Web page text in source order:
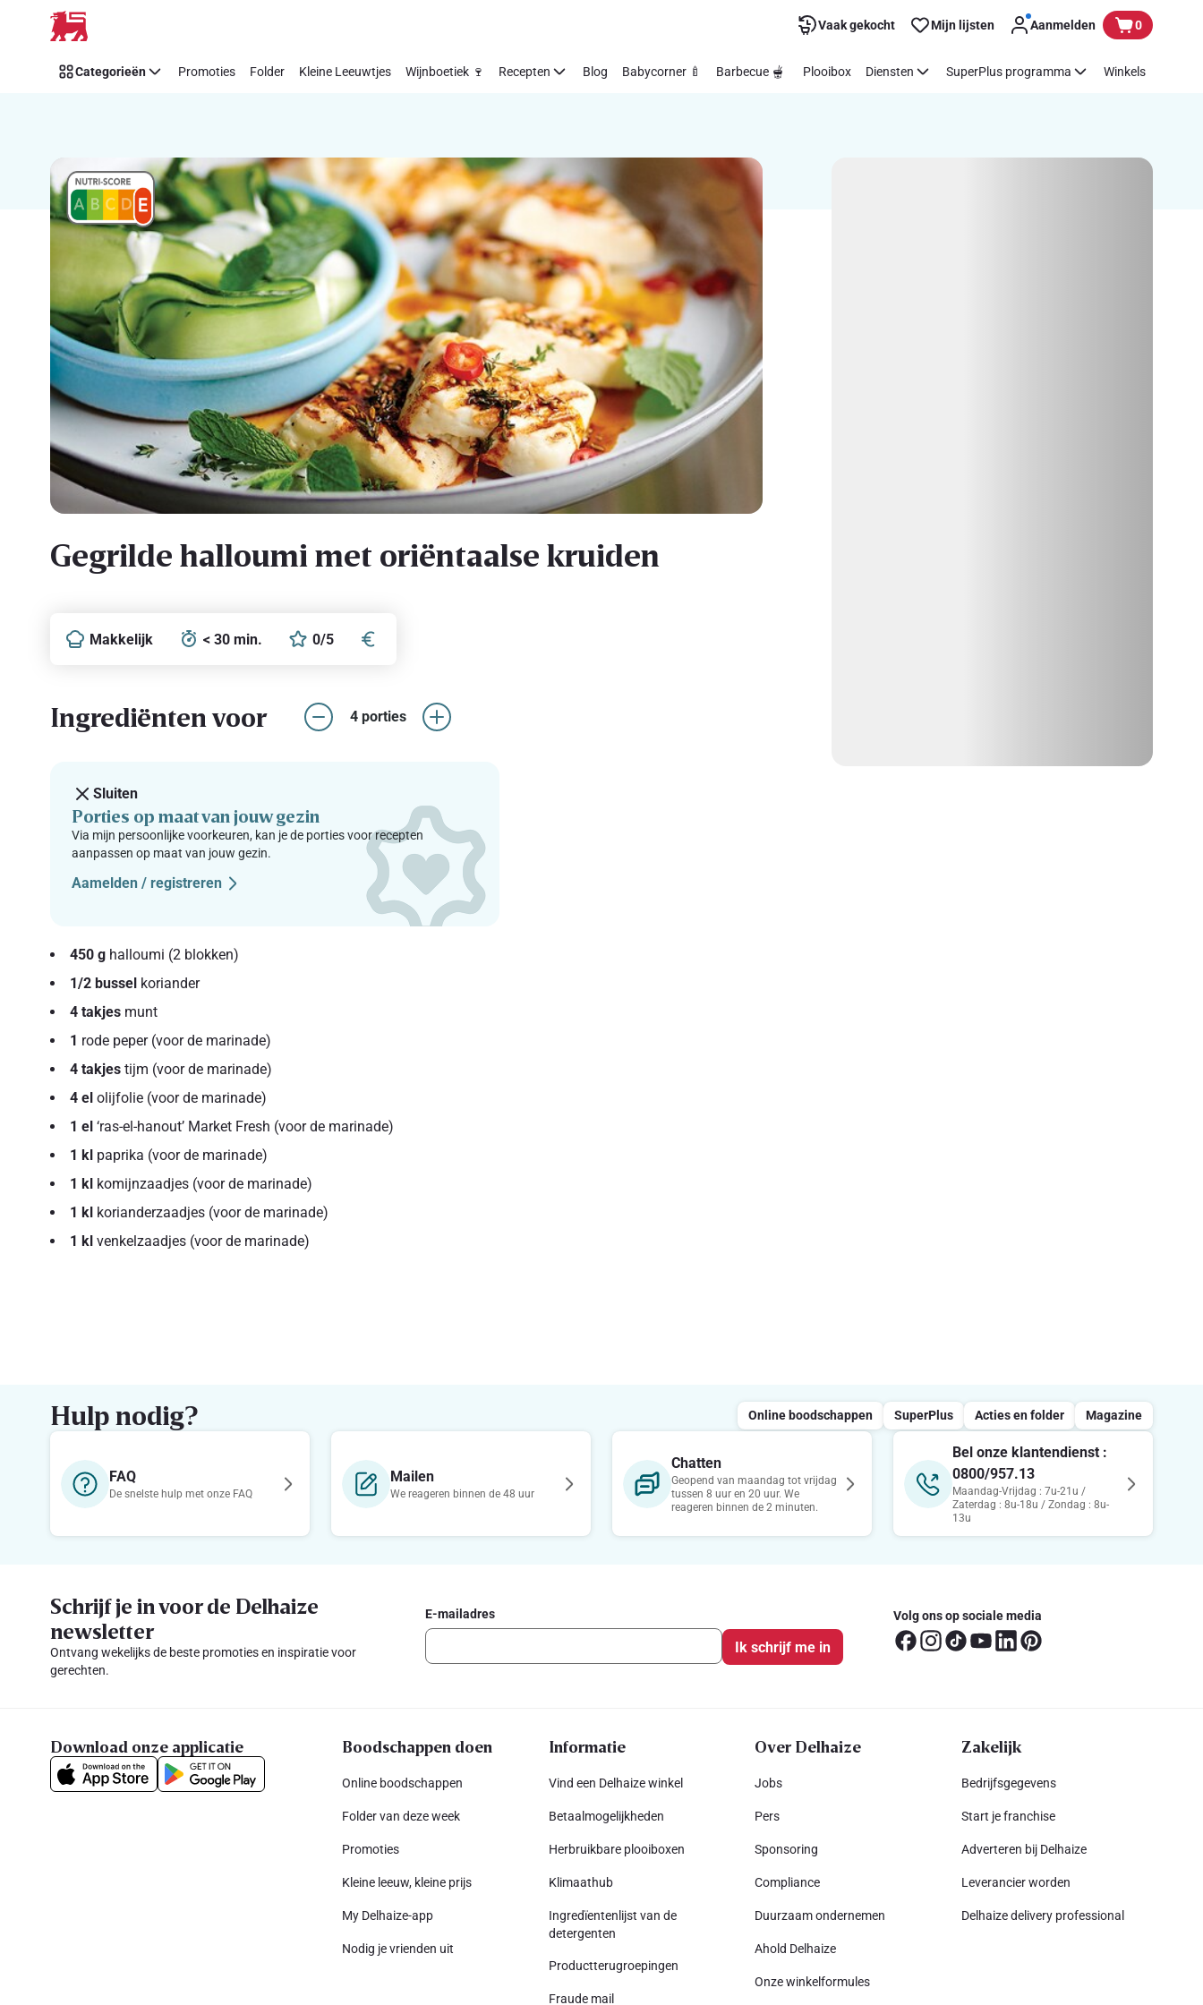
Overslaan Vaak gekocht Mijn lijsten Aanmelden 0
Categorieën Promoties Folder Kleine Leeuwtjes Wijnboetiek 🍷 Recepten Blog Babycorner 🍼 Barbecue 🫕 Plooibox Diensten SuperPlus programma Winkels
Gegrilde halloumi met oriëntaalse kruiden
Makkelijk < 30 min. 0/5
Ingrediënten voor 4 porties
Sluiten
Porties op maat van jouw gezin
Via mijn persoonlijke voorkeuren, kan je de porties voor recepten
aanpassen op maat van jouw gezin.
Aamelden / registreren
450 g halloumi (2 blokken)
1/2 bussel koriander
4 takjes munt
1 rode peper (voor de marinade)
4 takjes tijm (voor de marinade)
4 el olijfolie (voor de marinade)
1 el ‘ras-el-hanout’ Market Fresh (voor de marinade)
1 kl paprika (voor de marinade)
1 kl komijnzaadjes (voor de marinade)
1 kl korianderzaadjes (voor de marinade)
1 kl venkelzaadjes (voor de marinade)
Hulp nodig? Online boodschappen SuperPlus Acties en folder Magazine
FAQ
De snelste hulp met onze FAQ
Mailen
We reageren binnen de 48 uur
Chatten
Geopend van maandag tot vrijdag
tussen 8 uur en 20 uur. We
reageren binnen de 2 minuten.
Bel onze klantendienst :
0800/957.13
Maandag-Vrijdag : 7u-21u /
Zaterdag : 8u-18u / Zondag : 8u-
13u
Schrijf je in voor de Delhaize
newsletter
Ontvang wekelijks de beste promoties en inspiratie voor
gerechten.
E-mailadres
Ik schrijf me in
Volg ons op sociale media
Download onze applicatie Boodschappen doen
Online boodschappen
Folder van deze week
Promoties
Kleine leeuw, kleine prijs
My Delhaize-app
Nodig je vrienden uit
Informatie
Vind een Delhaize winkel
Betaalmogelijkheden
Herbruikbare plooiboxen
Klimaathub
Ingredïentenlijst van de
detergenten
Productterugroepingen
Fraude mail
Over Delhaize
Jobs
Pers
Sponsoring
Compliance
Duurzaam ondernemen
Ahold Delhaize
Onze winkelformules
Zakelijk
Bedrijfsgegevens
Start je franchise
Adverteren bij Delhaize
Leverancier worden
Delhaize delivery professional